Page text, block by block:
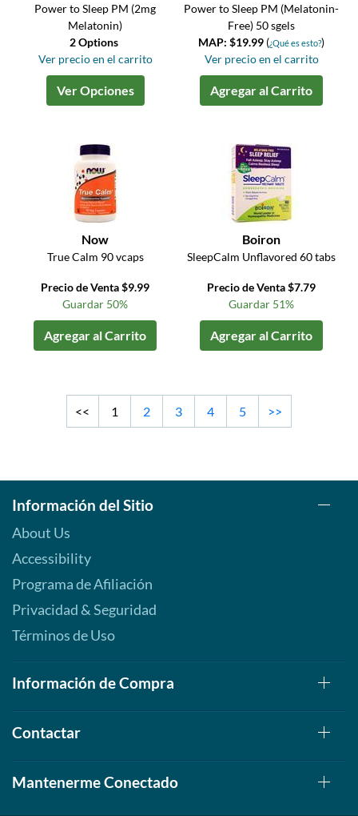
Power to Sleep PM (2mg
Melatonin)
2 Options
Ver precio en el carrito
Ver Opciones
Power to Sleep PM (Melatonin-
Free) 50 sgels
MAP: $19.99 (¿Qué es esto?)
Ver precio en el carrito
Agregar al Carrito
Now
True Calm 90 vcaps
Precio de Venta $9.99
Guardar 50%
Agregar al Carrito
Boiron
SleepCalm Unflavored 60 tabs
Precio de Venta $7.79
Guardar 51%
Agregar al Carrito
<< 1 2 3 4 5 >>
Información del Sitio
About Us
Accessibility
Programa de Afiliación
Privacidad & Seguridad
Términos de Uso
Información de Compra
Contactar
Mantenerme Conectado